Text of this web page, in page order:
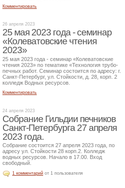
Комментировать
26 апреля 2023
25 мая 2023 года - семинар
«Колеватовские чтения
2023»
25 мая 2023 года - семинар «Колеватовские
чтения 2023» по тематике «Технология трубо-
печных работ. Семинар состоится по адресу: г.
Санкт-Петербург, ул. Стойкости, д. 28, корп. 2
колледж Водных ресурсов.
Комментировать
24 апреля 2023
Собрание Гильдии печников
Санкт-Петербурга 27 апреля
2023 года.
Собрание состоится 27 апреля 2023 года, по
адресу ул. Стойкости 28 корп.2. Колледж
водных ресурсов. Начало в 17.00. Вход
свободный.
1 комментарий от 1 пользователя